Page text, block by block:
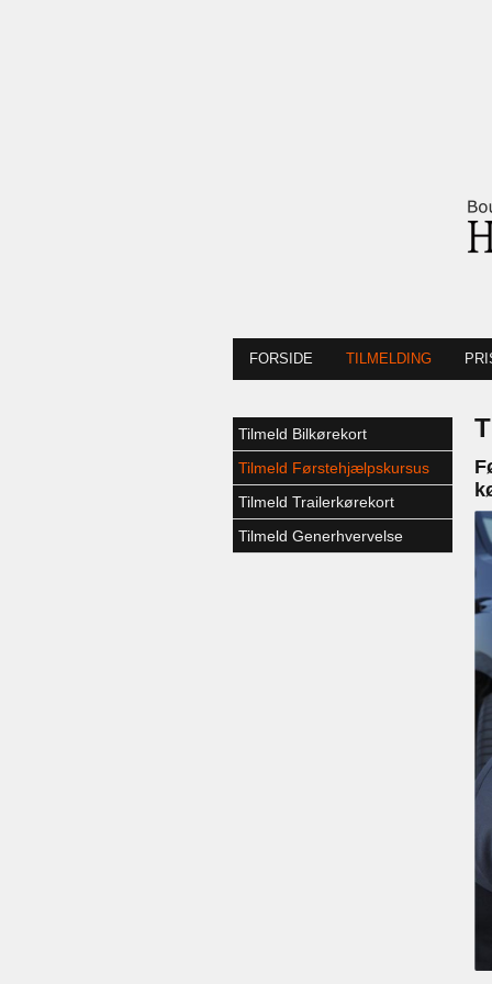
FORSIDE TILMELDING
Tilmeld Bilkørekort
Tilmeld Førstehjælpskursus
Tilmeld Trailerkørekort
Tilmeld Generhvervelse